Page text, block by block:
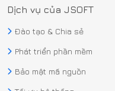
Dịch vụ của JSOFT
Đào tạo & Chia sẻ
Phát triển phần mềm
Bảo mật mã nguồn